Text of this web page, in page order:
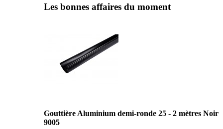
Les bonnes affaires du moment
Gouttière Aluminium demi-ronde 25 - 2 mètres Noir
9005